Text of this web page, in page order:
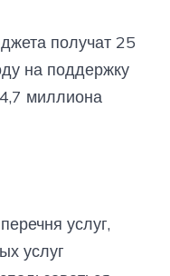
получат 25
на поддержку
миллиона
услуг,
услуг